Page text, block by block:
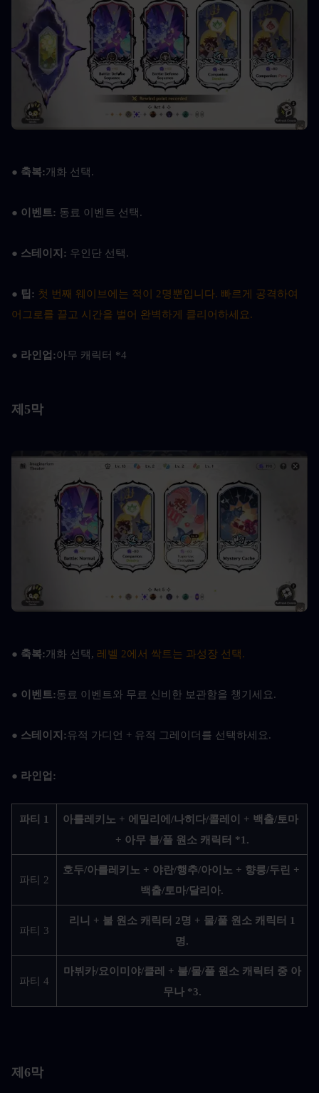
● 축복:개화 선택.
● 이벤트: 동료 이벤트 선택.
● 스테이지: 우인단 선택.
● 팁: 첫 번째 웨이브에는 적이 2명뿐입니다. 빠르게 공격하여
어그로를 끌고 시간을 벌어 완벽하게 클리어하세요.
● 라인업:아무 캐릭터 *4
제5막
● 축복:개화 선택, 레벨 2에서 싹트는 과성장 선택.
● 이벤트:동료 이벤트와 무료 신비한 보관함을 챙기세요.
● 스테이지:유적 가디언 + 유적 그레이더를 선택하세요.
● 라인업:
파티 1
아를레키노 + 에밀리에/나히다/콜레이 + 백출/토마
+ 아무 불/풀 원소 캐릭터 *1.
파티 2
호두/아를레키노 + 야란/행추/아이노 + 향릉/두린 +
백출/토마/달리아.
파티 3
리니 + 불 원소 캐릭터 2명 + 물/풀 원소 캐릭터 1
명.
파티 4
마뷔카/요이미야/클레 + 불/물/풀 원소 캐릭터 중 아
무나 *3.
제6막